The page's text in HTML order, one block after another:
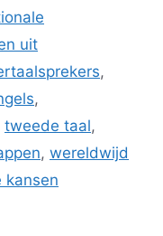
uit
,
,
tweede taal,
, wereldwijd
kansen